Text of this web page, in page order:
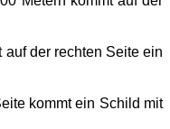
auf der rechten Seite ein
kommt ein Schild mit